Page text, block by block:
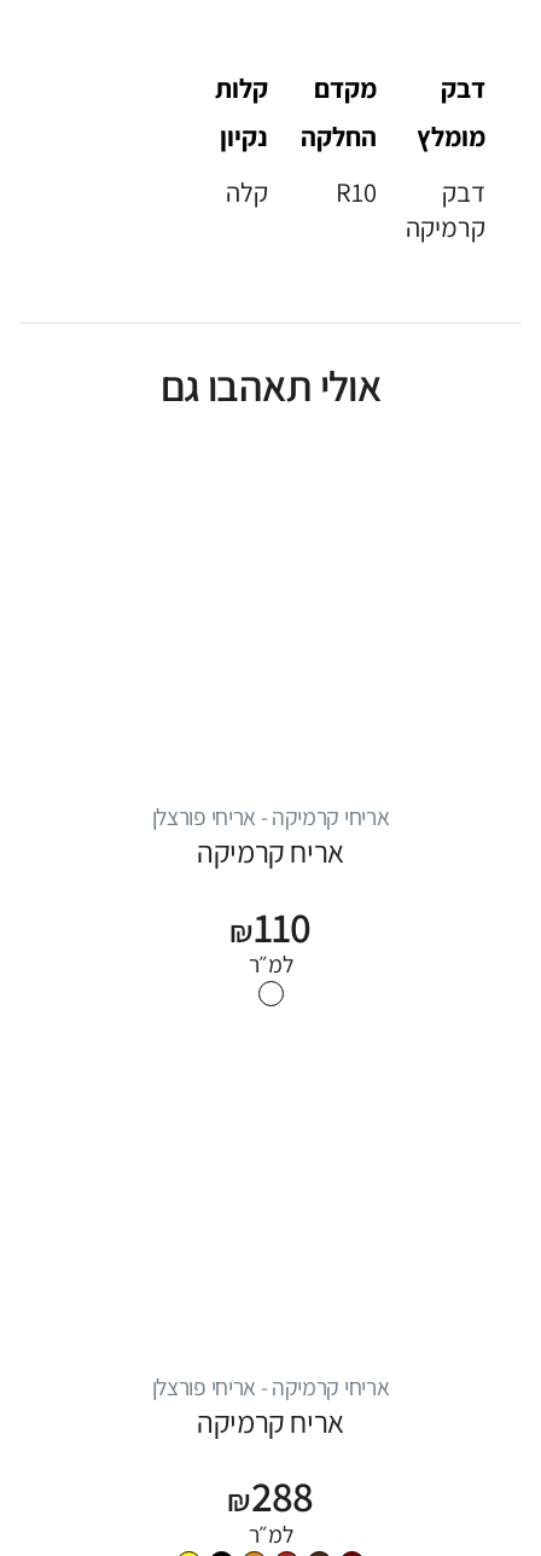
דבק
מומלץ
דבק
קרמיקה
מקדם
החלקה
R10
קלות
נקיון
קלה
אולי תאהבו גם
אריחי קרמיקה - אריחי פורצלן
אריח קרמיקה
₪110
למ״ר
אריחי קרמיקה - אריחי פורצלן
אריח קרמיקה
₪288
למ״ר